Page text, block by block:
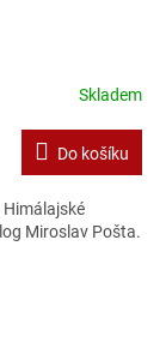
Skladem
Do košíku
Miroslav Pošta.